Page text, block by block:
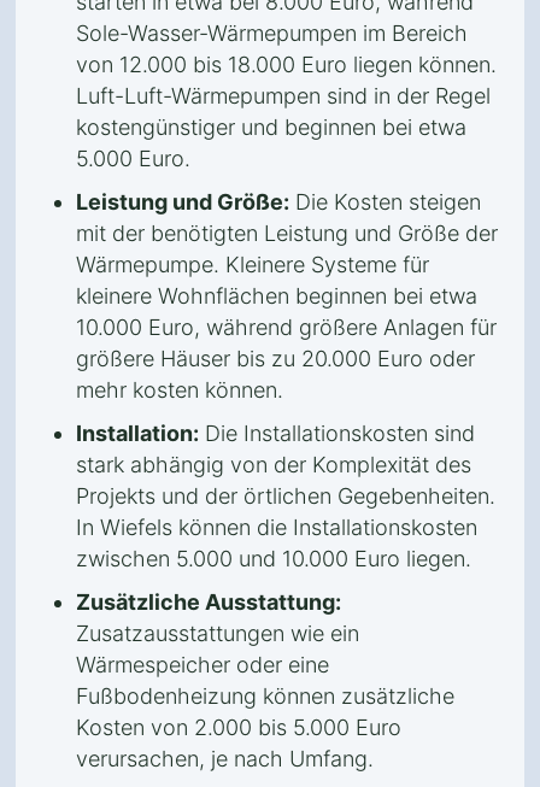
Sole-Wasser-Wärmepumpen im Bereich
von 12.000 bis 18.000 Euro liegen können.
Luft-Luft-Wärmepumpen sind in der Regel
kostengünstiger und beginnen bei etwa
5.000 Euro.
Leistung und Größe: Die Kosten steigen
mit der benötigten Leistung und Größe der
Wärmepumpe. Kleinere Systeme für
kleinere Wohnflächen beginnen bei etwa
10.000 Euro, während größere Anlagen für
größere Häuser bis zu 20.000 Euro oder
mehr kosten können.
Installation: Die Installationskosten sind
stark abhängig von der Komplexität des
Projekts und der örtlichen Gegebenheiten.
In Wiefels können die Installationskosten
zwischen 5.000 und 10.000 Euro liegen.
Zusätzliche Ausstattung:
Zusatzausstattungen wie ein
Wärmespeicher oder eine
Fußbodenheizung können zusätzliche
Kosten von 2.000 bis 5.000 Euro
verursachen, je nach Umfang.